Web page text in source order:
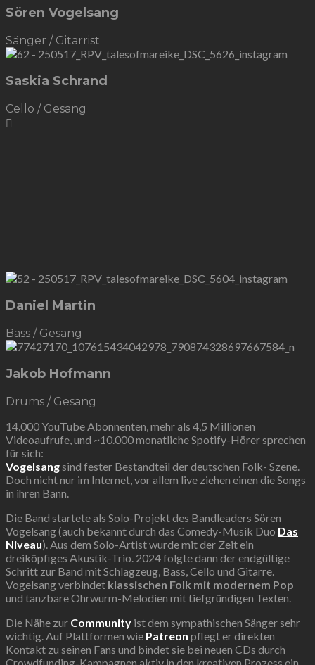
Sören Vogelsang
Sänger / Gitarrist
Saskia Schrand
Cello / Gesang
Daniel Martin
Bass / Gesang
Jakob Hofmann
Drums / Gesang
14.000 YouTube Abonnenten, mehr als 4,5 Millionen
Videoaufrufe, und ~10.000 monatliche Spotify-Hörer sprechen
für sich:
Vogelsangsind fester Bestandteil der deutschen Folk- Szene.
Doch nicht nur im Internet, vor allem live ziehen einen die Songs
in ihren Bann.
Die Band startete als Solo-Projekt des Bandleaders Sören
Vogelsang (auch bekannt durch das Comedy-Musik Duo Das
Niveau). Aus dem Solo-Artist wurde mit der Zeit ein
dreiköpfiges Akustik-Trio. 2024 folgte dann der endgültige
Schritt zur Band mit Schlagzeug, Bass, Cello und Gitarre.
Vogelsang verbindet klassischen Folk mit modernem Pop
und tanzbare Ohrwurm-Melodien mit tiefgründigen Texten.
Die Nähe zur Community ist dem sympathischen Sänger sehr
wichtig. Auf Plattformen wie Patreon pflegt er direkten
Kontakt zu seinen Fans und bindet sie bei neuen CDs durch